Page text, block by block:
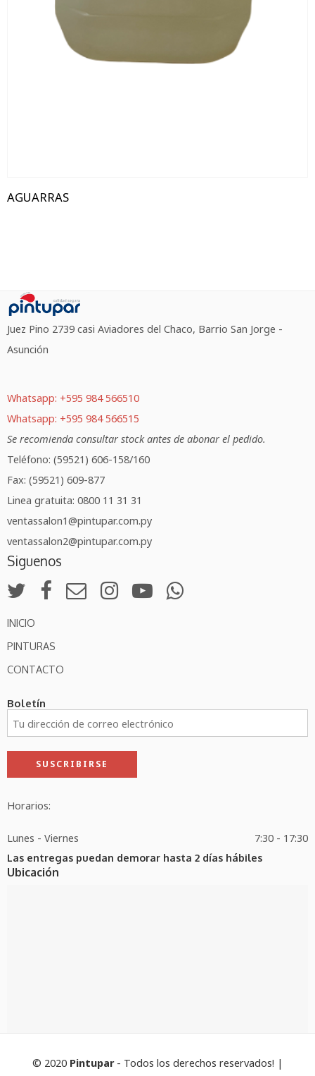
AGUARRAS
Juez Pino 2739 casi Aviadores del Chaco, Barrio San Jorge -
Asunción
Whatsapp: +595 984 566510
Whatsapp: +595 984 566515
Se recomienda consultar stock antes de abonar el pedido.
Teléfono: (59521) 606-158/160
Fax: (59521) 609-877
Linea gratuita: 0800 11 31 31
ventassalon1@pintupar.com.py
ventassalon2@pintupar.com.py
Siguenos
INICIO
PINTURAS
CONTACTO
Boletín
Horarios:
Lunes - Viernes 7:30 - 17:30
Las entregas puedan demorar hasta 2 días hábiles
Ubicación
© 2020 Pintupar- Todos los derechos reservados! |